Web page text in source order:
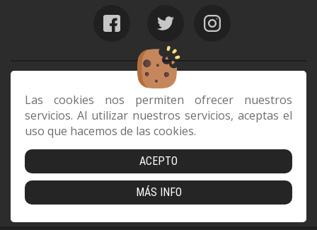
Las cookies nos permiten ofrecer nuestros
servicios. Al utilizar nuestros servicios, aceptas el
uso que hacemos de las cookies.
ACEPTO
MÁS INFO
web@benitezmenaje.com
C/ Barcelona 29, 35006 Las Palmas de
Gran Canaria
Envíos|Devoluciones|Cookies|Aviso Legal|Política de
Privacidad|Condiciones de compra